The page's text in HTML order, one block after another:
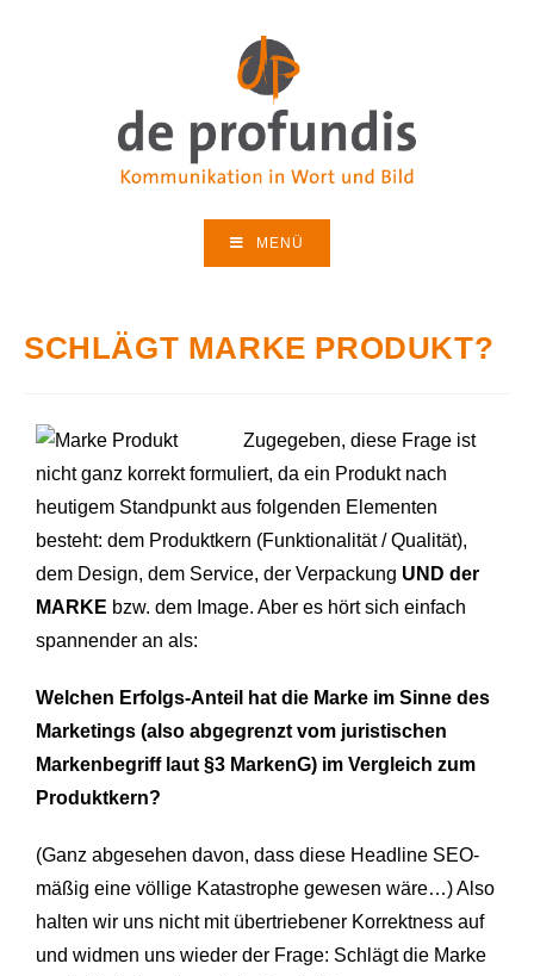
MENÜ
SCHLÄGT MARKE PRODUKT?
Zugegeben, diese Frage ist
nicht ganz korrekt formuliert, da ein Produkt nach
heutigem Standpunkt aus folgenden Elementen
besteht: dem Produktkern (Funktionalität / Qualität),
dem Design, dem Service, der Verpackung UND der
MARKE bzw. dem Image. Aber es hört sich einfach
spannender an als:
Welchen Erfolgs-Anteil hat die Marke im Sinne des
Marketings (also abgegrenzt vom juristischen
Markenbegriff laut §3 MarkenG) im Vergleich zum
Produktkern?
(Ganz abgesehen davon, dass diese Headline SEO-
mäßig eine völlige Katastrophe gewesen wäre…) Also
halten wir uns nicht mit übertriebener Korrektness auf
und widmen uns wieder der Frage: Schlägt die Marke